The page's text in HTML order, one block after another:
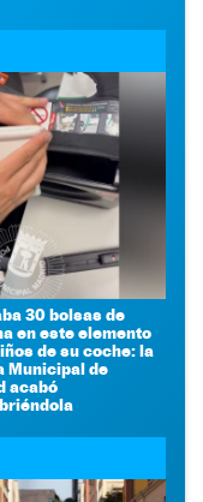
30 bolsas de
en este elemento
de su coche: la
Municipal de
acabó